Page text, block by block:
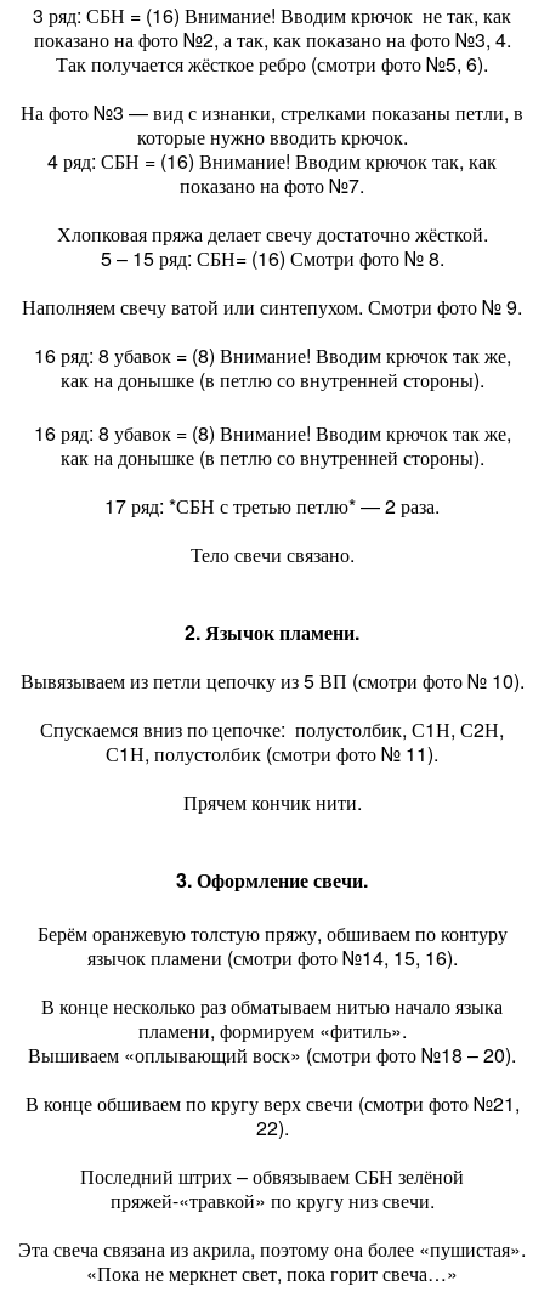
3 ряд: СБН = (16) Внимание! Вводим крючок не так, как
показано на фото №2, а так, как показано на фото №3, 4.
Так получается жёсткое ребро (смотри фото №5, 6).
На фото №3 — вид с изнанки, стрелками показаны петли, в
которые нужно вводить крючок.
4 ряд: СБН = (16) Внимание! Вводим крючок так, как
показано на фото №7.
Хлопковая пряжа делает свечу достаточно жёсткой.
5 – 15 ряд: СБН= (16) Смотри фото № 8.
Наполняем свечу ватой или синтепухом. Смотри фото № 9.
16 ряд: 8 убавок = (8) Внимание! Вводим крючок так же,
как на донышке (в петлю со внутренней стороны).
16 ряд: 8 убавок = (8) Внимание! Вводим крючок так же,
как на донышке (в петлю со внутренней стороны).
17 ряд: *СБН с третью петлю* — 2 раза.
Тело свечи связано.
2. Язычок пламени.
Вывязываем из петли цепочку из 5 ВП (смотри фото № 10).
Спускаемся вниз по цепочке: полустолбик, С1Н, С2Н,
С1Н, полустолбик (смотри фото № 11).
Прячем кончик нити.
3. Оформление свечи.
Берём оранжевую толстую пряжу, обшиваем по контуру
язычок пламени (смотри фото №14, 15, 16).
В конце несколько раз обматываем нитью начало языка
пламени, формируем «фитиль».
Вышиваем «оплывающий воск» (смотри фото №18 – 20).
В конце обшиваем по кругу верх свечи (смотри фото №21,
22).
Последний штрих – обвязываем СБН зелёной
пряжей-«травкой» по кругу низ свечи.
Эта свеча связана из акрила, поэтому она более «пушистая».
«Пока не меркнет свет, пока горит свеча…»